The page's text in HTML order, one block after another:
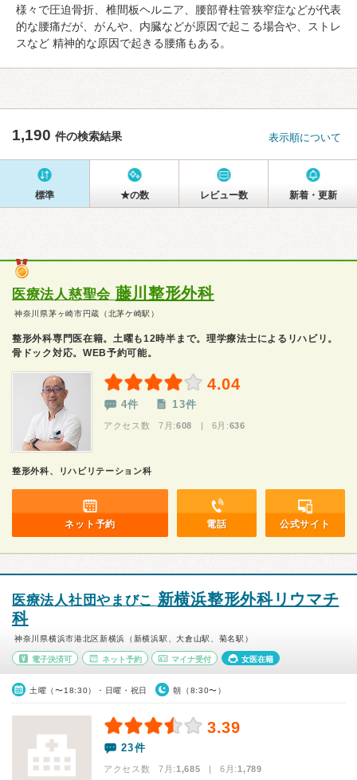
様々で圧迫骨折、椎間板ヘルニア、腰部脊柱管狭窄症などが代表
的な腰痛だが、がんや、内臓などが原因で起こる場合や、ストレ
スなど 精神的な原因で起きる腰痛もある。
1,190 件の検索結果 表示順について
標準 ★の数 レビュー数 新着・更新
医療法人慈聖会 藤川整形外科
神奈川県茅ヶ崎市円蔵（北茅ケ崎駅）
整形外科専門医在籍。土曜も12時半まで。理学療法士によるリハビリ。
骨ドック対応。WEB予約可能。
4.04
4件 13件
アクセス数 7月:608 | 6月:636
整形外科、リハビリテーション科
ネット予約 電話 公式サイト
医療法人社団やまびこ 新横浜整形外科リウマチ
科
神奈川県横浜市港北区新横浜（新横浜駅、大倉山駅、菊名駅）
電子決済可 ネット予約 マイナ受付 女医在籍
土曜（〜18:30）・日曜・祝日 朝（8:30〜）
3.39
23件
アクセス数 7月:1,685 | 6月:1,789